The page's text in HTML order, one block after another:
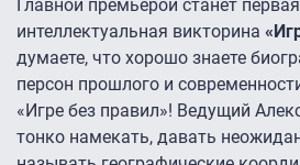
Главной премьерой станет
интеллектуальная викторина
думаете, что хорошо знаете
персон прошлого и
«Игре без правил»! Ведущий
тонко намекать, давать